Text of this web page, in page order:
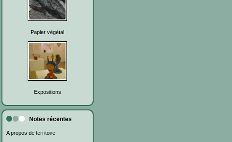
Papier végétal
Expositions
Notes récentes
A propos de territoire